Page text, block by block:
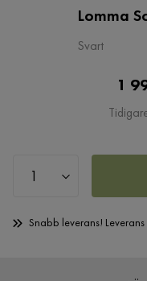
Lomma
Svart
1
Snabb leverans!